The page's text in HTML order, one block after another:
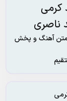
متن آهنگ و پخش